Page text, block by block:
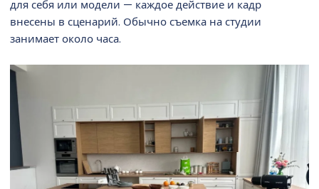
для себя или модели — каждое действие и кадр
внесены в сценарий. Обычно съемка на студии
занимает около часа.